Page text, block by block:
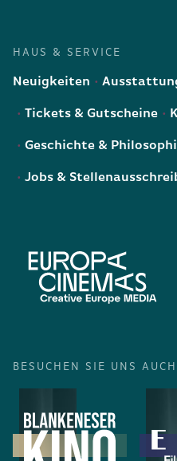
HAUS & SERVICE
Neuigkeiten
Tickets & Gutscheine
Geschichte &
Jobs &
BESUCHEN SIE UNS